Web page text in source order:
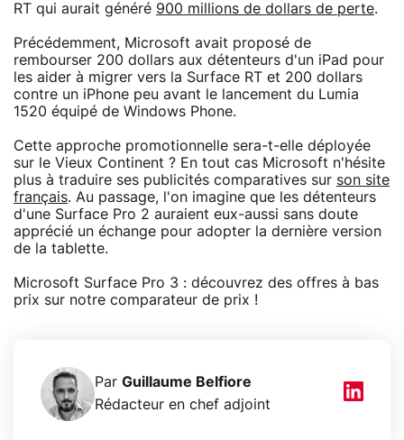
RT qui aurait généré 900 millions de dollars de perte.
Précédemment, Microsoft avait proposé de
rembourser 200 dollars aux détenteurs d'un iPad pour
les aider à migrer vers la Surface RT et 200 dollars
contre un iPhone peu avant le lancement du Lumia
1520 équipé de Windows Phone.
Cette approche promotionnelle sera-t-elle déployée
sur le Vieux Continent ? En tout cas Microsoft n'hésite
plus à traduire ses publicités comparatives sur son site
français. Au passage, l'on imagine que les détenteurs
d'une Surface Pro 2 auraient eux-aussi sans doute
apprécié un échange pour adopter la dernière version
de la tablette.
Microsoft Surface Pro 3 : découvrez des offres à bas
prix sur notre comparateur de prix !
Par Guillaume Belfiore
Rédacteur en chef adjoint